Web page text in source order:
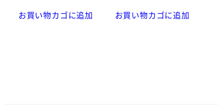
お買い物カゴに追加 お買い物カゴに追加